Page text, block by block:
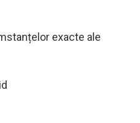
exacte ale